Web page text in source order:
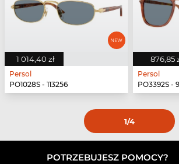
1 014,40 zł
Persol
PO1028S - 113256
876,85
Persol
PO3392S -
1/4
POTRZEBUJESZ POMOCY?